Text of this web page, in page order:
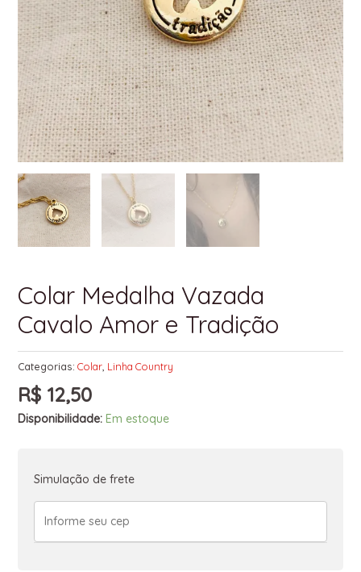
Colar Medalha Vazada
Cavalo Amor e Tradição
Categorias: Colar, Linha Country
R$12,50
Disponibilidade: Em estoque
Simulação de frete